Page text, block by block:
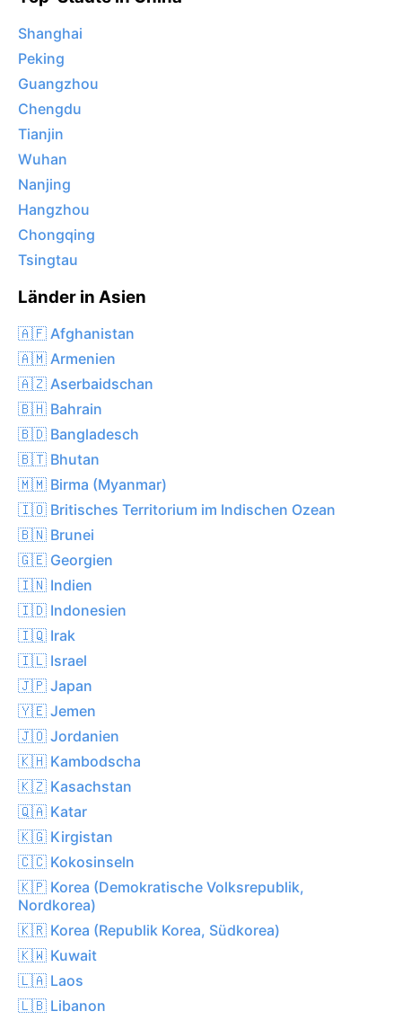
Shanghai
Peking
Guangzhou
Chengdu
Tianjin
Wuhan
Nanjing
Hangzhou
Chongqing
Tsingtau
Länder in Asien
🇦🇫 Afghanistan
🇦🇲 Armenien
🇦🇿 Aserbaidschan
🇧🇭 Bahrain
🇧🇩 Bangladesch
🇧🇹 Bhutan
🇲🇲 Birma (Myanmar)
🇮🇴 Britisches Territorium im Indischen Ozean
🇧🇳 Brunei
🇬🇪 Georgien
🇮🇳 Indien
🇮🇩 Indonesien
🇮🇶 Irak
🇮🇱 Israel
🇯🇵 Japan
🇾🇪 Jemen
🇯🇴 Jordanien
🇰🇭 Kambodscha
🇰🇿 Kasachstan
🇶🇦 Katar
🇰🇬 Kirgistan
🇨🇨 Kokosinseln
🇰🇵 Korea (Demokratische Volksrepublik,
Nordkorea)
🇰🇷 Korea (Republik Korea, Südkorea)
🇰🇼 Kuwait
🇱🇦 Laos
🇱🇧 Libanon